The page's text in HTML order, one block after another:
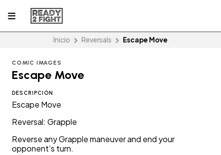
Inicio Reversals Escape Move
COMIC IMAGES
Escape Move
DESCRIPCIÓN
Escape Move
Reversal: Grapple
Reverse any Grapple maneuver and end your
opponent’s turn.